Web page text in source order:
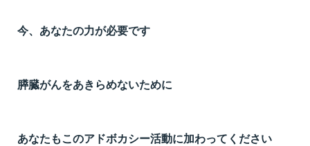
今、あなたの力が必要です
膵臓がんをあきらめないために
あなたもこのアドボカシー活動に加わってください